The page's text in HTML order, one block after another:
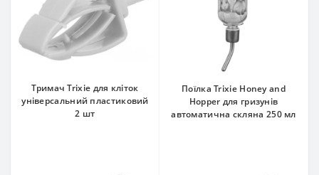
Тримач Trixie для кліток
універсальний пластиковий
2 шт
Поїлка Trixie Honey and
Hopper для гризунів
автоматична скляна 250 мл